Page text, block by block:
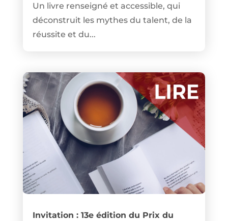
Un livre renseigné et accessible, qui
déconstruit les mythes du talent, de la
réussite et du...
Invitation : 13e édition du Prix du